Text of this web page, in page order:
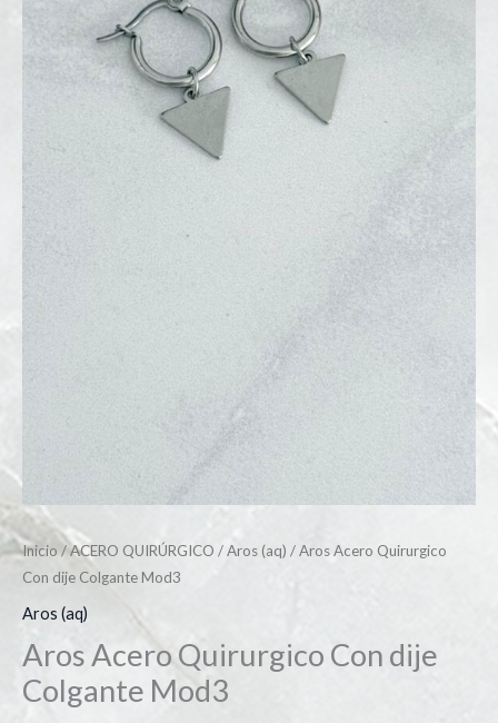
Inicio /ACERO QUIRÚRGICO /Aros (aq) / Aros Acero Quirurgico
Con dije Colgante Mod3
Aros (aq)
Aros Acero Quirurgico Con dije
Colgante Mod3